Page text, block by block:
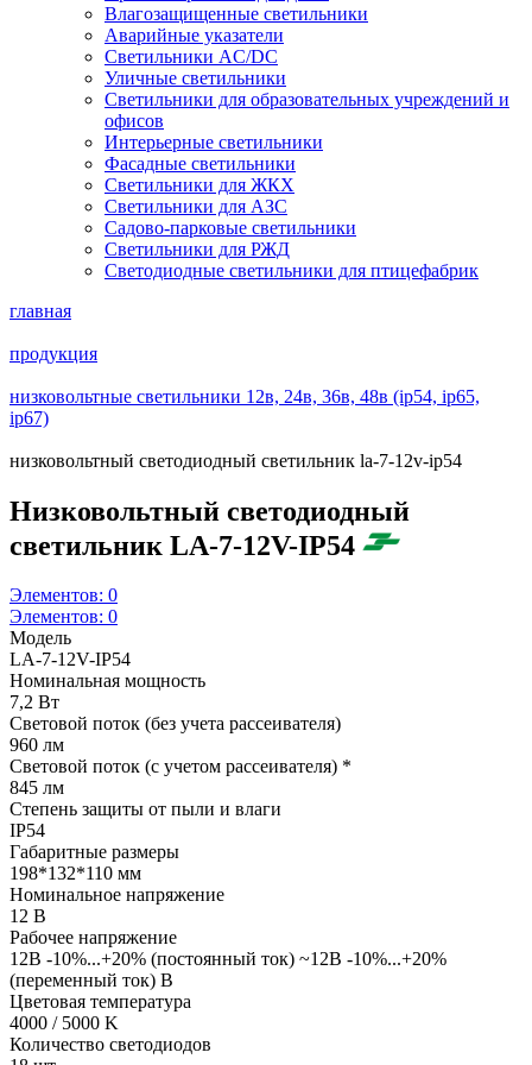
Влагозащищенные светильники
Аварийные указатели
Светильники AC/DC
Уличные светильники
Светильники для образовательных учреждений и
офисов
Интерьерные светильники
Фасадные светильники
Светильники для ЖКХ
Светильники для АЗС
Садово-парковые светильники
Светильники для РЖД
Светодиодные светильники для птицефабрик
главная
продукция
низковольтные светильники 12в, 24в, 36в, 48в (ip54, ip65,
ip67)
низковольтный светодиодный светильник la-7-12v-ip54
Низковольтный светодиодный
светильник LA-7-12V-IP54
Элементов: 0
Элементов: 0
Модель
LA-7-12V-IP54
Номинальная мощность
7,2 Вт
Световой поток (без учета рассеивателя)
960 лм
Световой поток (с учетом рассеивателя) *
845 лм
Степень защиты от пыли и влаги
IP54
Габаритные размеры
198*132*110 мм
Номинальное напряжение
12 В
Рабочее напряжение
12В -10%...+20% (постоянный ток) ~12В -10%...+20%
(переменный ток) В
Цветовая температура
4000 / 5000 K
Количество светодиодов